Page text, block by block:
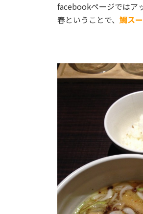
facebookページではア
春ということで、 鯛ス